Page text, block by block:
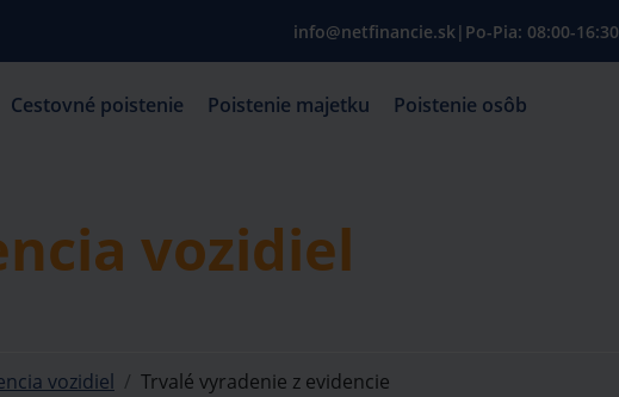
info@netfinancie.sk | Po-Pia: 08:00-16:30
Cestovné poistenie Poistenie majetku Poistenie osôb
vozidiel
vozidiel Trvalé vyradenie z evidencie